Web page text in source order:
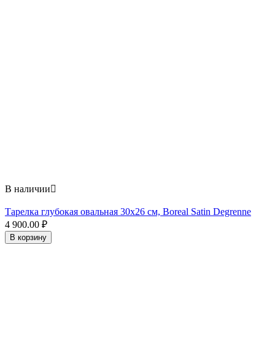
В наличии
Тарелка глубокая овальная 30х26 см, Boreal Satin Degrenne
4 900.00 ₽
В корзину